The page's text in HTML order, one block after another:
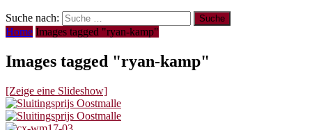
Suche nach:
Home Images tagged "ryan-kamp"
Images tagged "ryan-kamp"
[Zeige eine Slideshow]